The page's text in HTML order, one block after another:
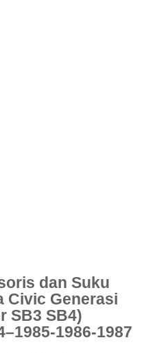
dan Suku
Civic Generasi
SB3 SB4)
1986-1987